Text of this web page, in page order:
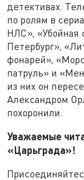
детективах.
по ролям в
НЛС», «Убойная
Петербург»,
фонарей»,
патруль» и
из них он
Александром
похоронили.
Уважаемые